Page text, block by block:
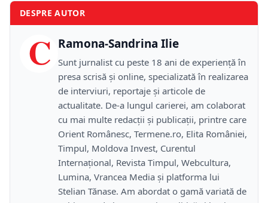
DESPRE AUTOR
C Ramona-Sandrina Ilie
Sunt jurnalist cu peste 18 ani de experiență în
presa scrisă și online, specializată în realizarea
de interviuri, reportaje și articole de
actualitate. De-a lungul carierei, am colaborat
cu mai multe redacții și publicații, printre care
Orient Românesc, Termene.ro, Elita României,
Timpul, Moldova Invest, Curentul
Internațional, Revista Timpul, Webcultura,
Lumina, Vrancea Media și platforma lui
Stelian Tănase. Am abordat o gamă variată de